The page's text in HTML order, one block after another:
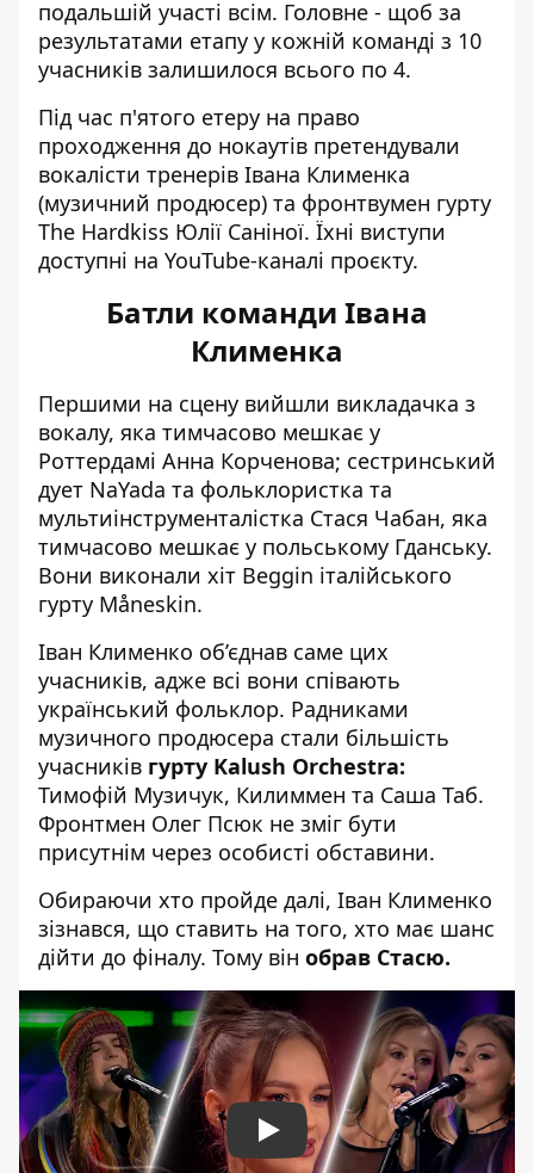
подальшій участі всім. Головне - щоб за
результатами етапу у кожній команді з 10
учасників залишилося всього по 4.
Під час п'ятого етеру на право
проходження до нокаутів претендували
вокалісти тренерів Івана Клименка
(музичний продюсер) та фронтвумен гурту
The Hardkiss Юлії Саніної. Їхні виступи
доступні на YouTube-каналі проєкту.
Батли команди Івана
Клименка
Першими на сцену вийшли викладачка з
вокалу, яка тимчасово мешкає у
Роттердамі Анна Корченова; сестринський
дует NаYada та фольклористка та
мультиінструменталістка Стася Чабан, яка
тимчасово мешкає у польському Гданську.
Вони виконали хіт Beggin італійського
гурту Måneskin.
Іван Клименко об’єднав саме цих
учасників, адже всі вони співають
український фольклор. Радниками
музичного продюсера стали більшість
учасників гурту Kalush Orchestra:
Тимофій Музичук, Килиммен та Саша Таб.
Фронтмен Олег Псюк не зміг бути
присутнім через особисті обставини.
Обираючи хто пройде далі, Іван Клименко
зізнався, що ставить на того, хто має шанс
дійти до фіналу. Тому він обрав Стасю.
Play